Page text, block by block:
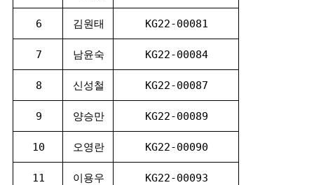
6 김원태 KG22-00081
7 남윤숙 KG22-00084
8 신성철 KG22-00087
9 양승만 KG22-00089
10 오영란 KG22-00090
11 이용우 KG22-00093